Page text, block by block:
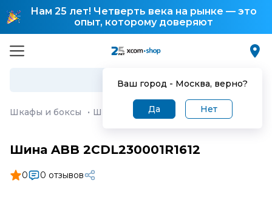
Нам 25 лет! Четверть века на рынке — это
опыт, которому доверяют
Ваш город - Москва, верно?
Да Нет
Шкафы и боксы · Шина ABB 2CDL230001R1612
Шина ABB 2CDL230001R1612
0 0 отзывов